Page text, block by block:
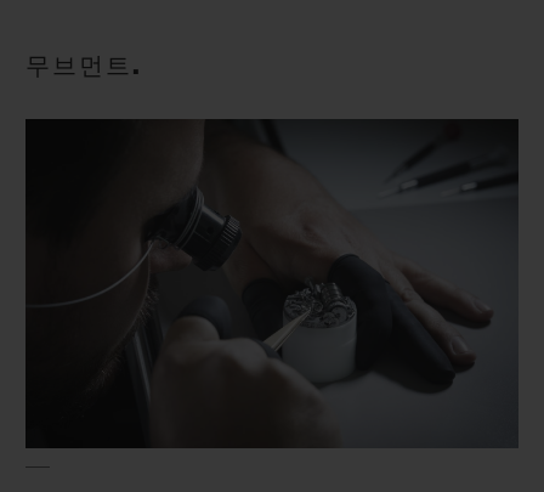
한 다음 방수 기능을 강화합니다.
무브먼트.